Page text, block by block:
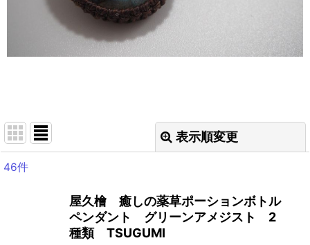
表示順変更
46件
屋久檜 癒しの薬草ポーションボトル
ペンダント グリーンアメジスト 2
種類 TSUGUMI